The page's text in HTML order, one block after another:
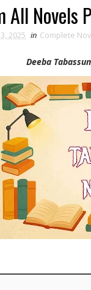
All Novels
2025 in Complete
Deeba